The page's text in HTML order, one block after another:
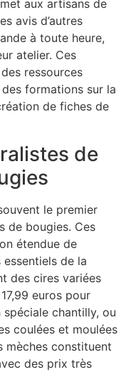
aux artisans de
avis d’autres
à toute heure,
atelier. Ces
ressources
formations sur la
de fiches de
de
le premier
de bougies. Ces
étendue de
de la
des cires variées
euros pour
chantilly, ou
coulées et moulées
mèches constituent
des prix très